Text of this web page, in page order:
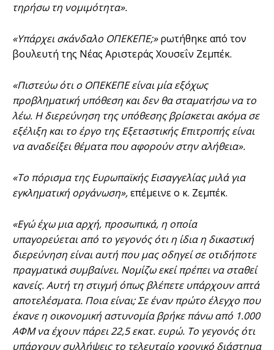
τηρήσω τη νομιμότητα».
«Υπάρχει σκάνδαλο ΟΠΕΚΕΠΕ;»ρωτήθηκε από τον
βουλευτή της Νέας Αριστεράς Χουσεΐν Ζεμπέκ.
«Πιστεύω ότι ο ΟΠΕΚΕΠΕ είναι μία εξόχως
προβληματική υπόθεση και δεν θα σταματήσω να το
λέω. Η διερεύνηση της υπόθεσης βρίσκεται ακόμα σε
εξέλιξη και το έργο της Εξεταστικής Επιτροπής είναι
να αναδείξει θέματα που αφορούν στην αλήθεια».
«Το πόρισμα της Ευρωπαϊκής Εισαγγελίας μιλά για
εγκληματική οργάνωση»,επέμεινε ο κ. Ζεμπέκ.
«Εγώ έχω μια αρχή, προσωπικά, η οποία
υπαγορεύεται από το γεγονός ότι η ίδια η δικαστική
διερεύνηση είναι αυτή που μας οδηγεί σε οτιδήποτε
πραγματικά συμβαίνει. Νομίζω εκεί πρέπει να σταθεί
κανείς. Αυτή τη στιγμή όπως βλέπετε υπάρχουν απτά
αποτελέσματα. Ποια είναι; Σε έναν πρώτο έλεγχο που
έκανε η οικονομική αστυνομία βρήκε πάνω από 1.000
ΑΦΜ να έχουν πάρει 22,5 εκατ. ευρώ. Το γεγονός ότι
υπάρχουν συλλήψεις το τελευταίο χρονικό διάστημα